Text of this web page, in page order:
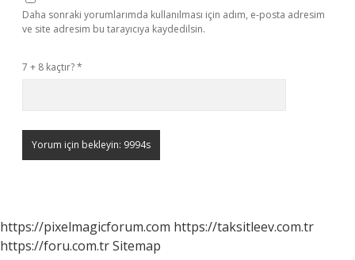
Daha sonraki yorumlarımda kullanılması için adım, e-posta adresim
ve site adresim bu tarayıcıya kaydedilsin.
7 + 8 kaçtır?*
https://pixelmagicforum.com https://taksitleev.com.tr
https://foru.com.trSitemap